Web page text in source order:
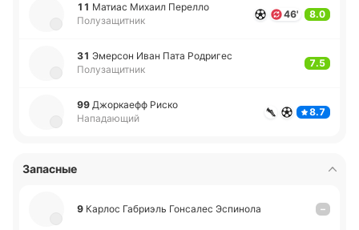
11 Матиас Михаил Пе­ре­лло
Полузащитник
46' 8.0
31 Эме­рсон Иван Пата Ро­дри­гес
Полузащитник
7.5
99 Джо­ркаефф Риско
Нападающий
8.7
Запасные
9 Карлос Га­бриэль Го­нса­лес Эспи­но­ла –